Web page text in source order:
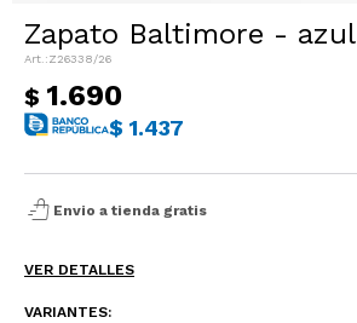
Zapato Baltimore - azul
Z26338/26
$ 1.690
$ 1.437
shopping_bag_speed Envio a tienda gratis
VER DETALLES
VARIANTES: